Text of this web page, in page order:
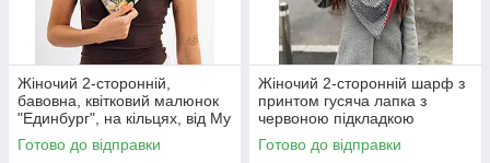
Жіночий 2-сторонній,
бавовна, квітковий малюнок
"Единбург", на кільцях, від My
scarf снуд, бактус
Готово до відправки
Жіночий 2-сторонній шарф з
принтом гусяча лапка з
червоною підкладкою
"Единбург", на кільцях від My
scarf
Готово до відправки